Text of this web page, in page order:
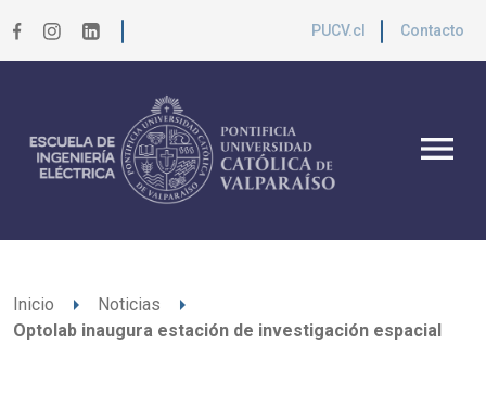
PUCV.cl Contacto
menu
Inicio arrow_right Noticias arrow_right
Optolab inaugura estación de investigación espacial